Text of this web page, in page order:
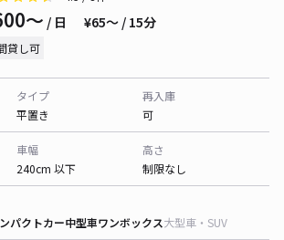
〜 / 日 ¥65〜 / 15分
貸し可
タイプ
平置き
再入庫
可
車幅
240cm 以下
高さ
制限なし
パクトカー中型車ワンボックス大型車・SUV